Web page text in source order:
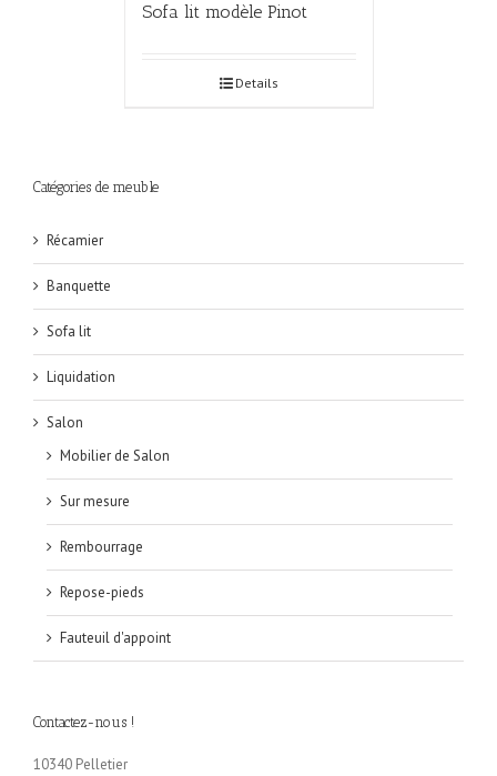
Sofa lit modèle Pinot
Details
Catégories de meuble
Récamier
Banquette
Sofa lit
Liquidation
Salon
Mobilier de Salon
Sur mesure
Rembourrage
Repose-pieds
Fauteuil d'appoint
Contactez-nous !
10340 Pelletier